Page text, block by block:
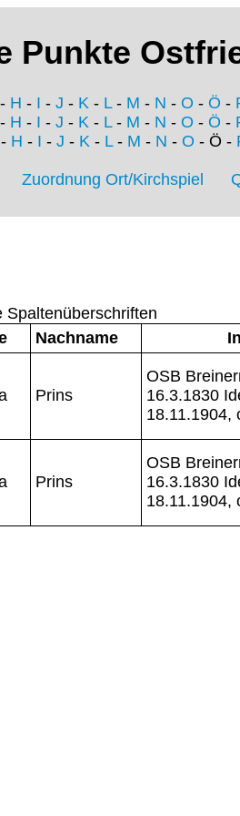
Punkte
- H - I - J - K - L- M - N - O - Ö -
- H - I - J - K - L- M - N - O - Ö -
- H - I - J - K- L- M - N - O - Ö -
Zuordnung Ort/Kirchspiel
Spaltenüberschriften
Nachname
Prins
OSB
16.3.1830
18.11.1904,
Prins
OSB
16.3.1830
18.11.1904,